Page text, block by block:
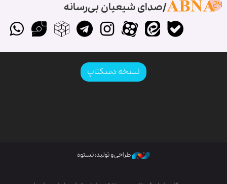
صدای شیعیان بی‌رسانه
نسخه دسکتاپ
طراحی و تولید: نستوه